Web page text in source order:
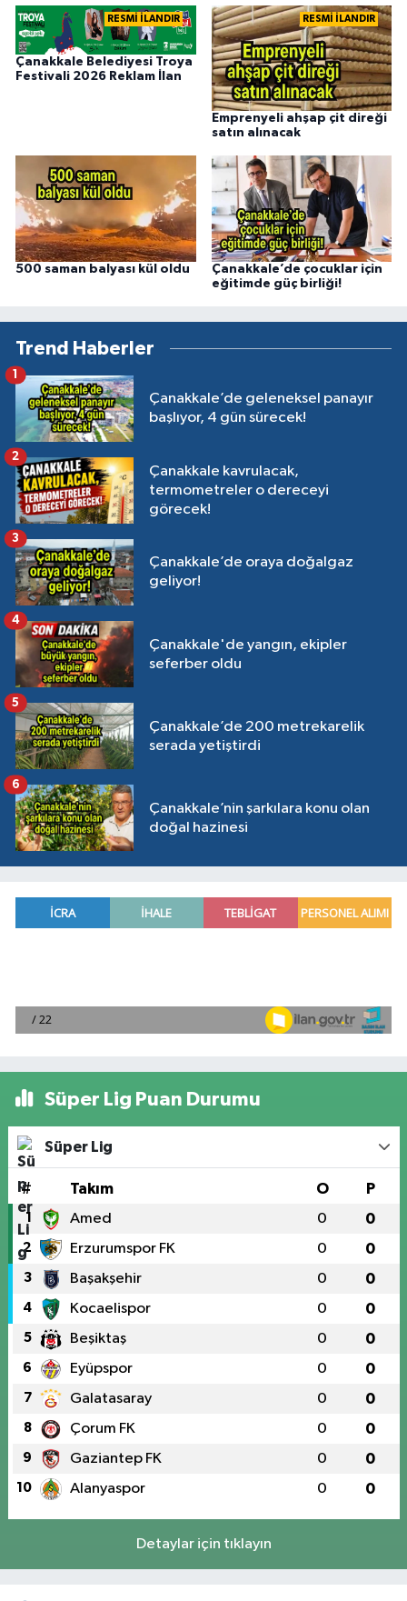
RESMİ İLANDIR
Çanakkale Belediyesi Troya
Festivali 2026 Reklam İlan
RESMİ İLANDIR
Emprenyeli ahşap çit direği
satın alınacak
500 saman balyası kül oldu
Çanakkale’de çocuklar için
eğitimde güç birliği!
Trend Haberler
Çanakkale’de geleneksel panayır
başlıyor, 4 gün sürecek!
1
Çanakkale kavrulacak,
termometreler o dereceyi
görecek!
2
Çanakkale’de oraya doğalgaz
geliyor!
3
Çanakkale'de yangın, ekipler
seferber oldu
4
Çanakkale’de 200 metrekarelik
serada yetiştirdi
5
Çanakkale’nin şarkılara konu olan
doğal hazinesi
6
Süper Lig Puan Durumu
Süper Lig
# Takım O P
1 Amed 0 0
2 Erzurumspor FK 0 0
3 Başakşehir 0 0
4 Kocaelispor 0 0
5 Beşiktaş 0 0
6 Eyüpspor 0 0
7 Galatasaray 0 0
8 Çorum FK 0 0
9 Gaziantep FK 0 0
10 Alanyaspor 0 0
Detaylar için tıklayın